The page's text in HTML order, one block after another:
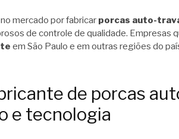
mercado por fabricar porcas auto-
de controle de qualidade. Empresas
em São Paulo e em outras regiões do
de porcas
e tecnologia